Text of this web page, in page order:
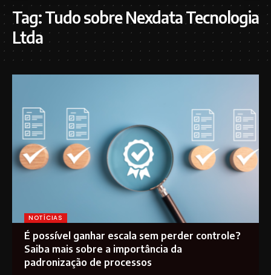
Tag:Tudo sobre Nexdata Tecnologia
Ltda
NOTÍCIAS
É possível ganhar escala sem perder controle?
Saiba mais sobre a importância da
padronização de processos